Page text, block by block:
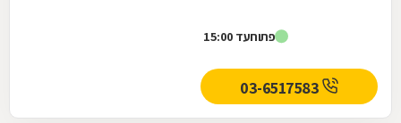
פתוחעד 15:00